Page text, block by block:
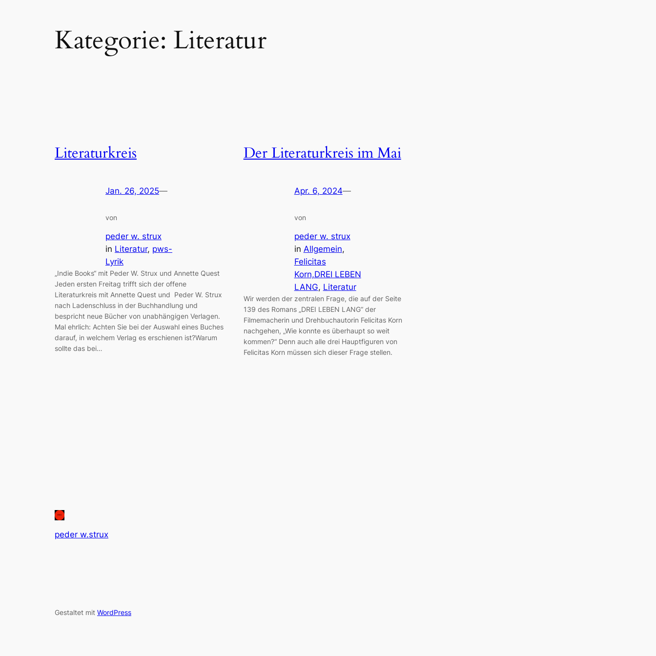
Kategorie: Literatur
Literaturkreis
Jan. 26, 2025—
von
peder w. strux
in Literatur, pws-
Lyrik
„Indie Books“ mit Peder W. Strux und Annette Quest
Jeden ersten Freitag trifft sich der offene
Literaturkreis mit Annette Quest und Peder W. Strux
nach Ladenschluss in der Buchhandlung und
bespricht neue Bücher von unabhängigen Verlagen.
Mal ehrlich: Achten Sie bei der Auswahl eines Buches
darauf, in welchem Verlag es erschienen ist?Warum
sollte das bei…
Der Literaturkreis im Mai
Apr. 6, 2024—
von
peder w. strux
in Allgemein
Felicitas
Korn,DREI LEBEN
LANG, Literatur
Wir werden der zentralen Frage, die auf der Seite
139 des Romans „DREI LEBEN LANG“ der
Filmemacherin und Drehbuchautorin Felicitas Korn
nachgehen, „Wie konnte es überhaupt so weit
kommen?“ Denn auch alle drei Hauptfiguren von
Felicitas Korn müssen sich dieser Frage stellen.
peder w.strux
Gestaltet mit WordPress